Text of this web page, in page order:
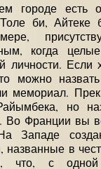
есть
би, Айтеке
когда
личности. Если
можно
мемориал.
но
Во Франции вы
Западе
названные в
что, с